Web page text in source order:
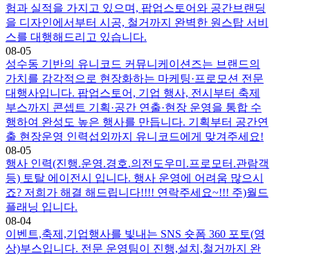
험과 실적을 가지고 있으며, 팝업스토어와 공간브랜딩
을 디자인에서부터 시공, 철거까지 완벽한 원스탑 서비
스를 대행해드리고 있습니다.
08-05
성수동 기반의 유니코드 커뮤니케이션즈는 브랜드의
가치를 감각적으로 현장화하는 마케팅·프로모션 전문
대행사입니다. 팝업스토어, 기업 행사, 전시부터 축제
부스까지 콘셉트 기획·공간 연출·현장 운영을 통합 수
행하여 완성도 높은 행사를 만듭니다. 기획부터 공간연
출 현장운영 인력섭외까지 유니코드에게 맞겨주세요!
08-05
행사 인력(진행.운영.경호.의전도우미.프로모터.관람객
등) 토탈 에이전시 입니다. 행사 운영에 어려움 많으시
죠? 저희가 해결 해드립니다!!!! 연락주세요~!!! 주)월드
플래닝 입니다.
08-04
이벤트,축제,기업행사를 빛내는 SNS 숏폼 360 포토(영
상)부스입니다. 전문 운영팀이 진행,설치,철거까지 완